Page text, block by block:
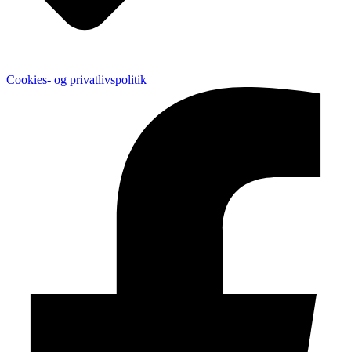
Cookies- og privatlivspolitik